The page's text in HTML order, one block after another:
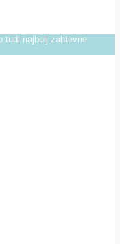
tudi najbolj zahtevne